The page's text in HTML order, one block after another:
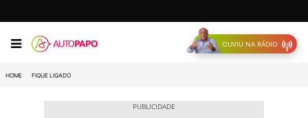
OUVIU NA RÁDIO
HOME FIQUE LIGADO